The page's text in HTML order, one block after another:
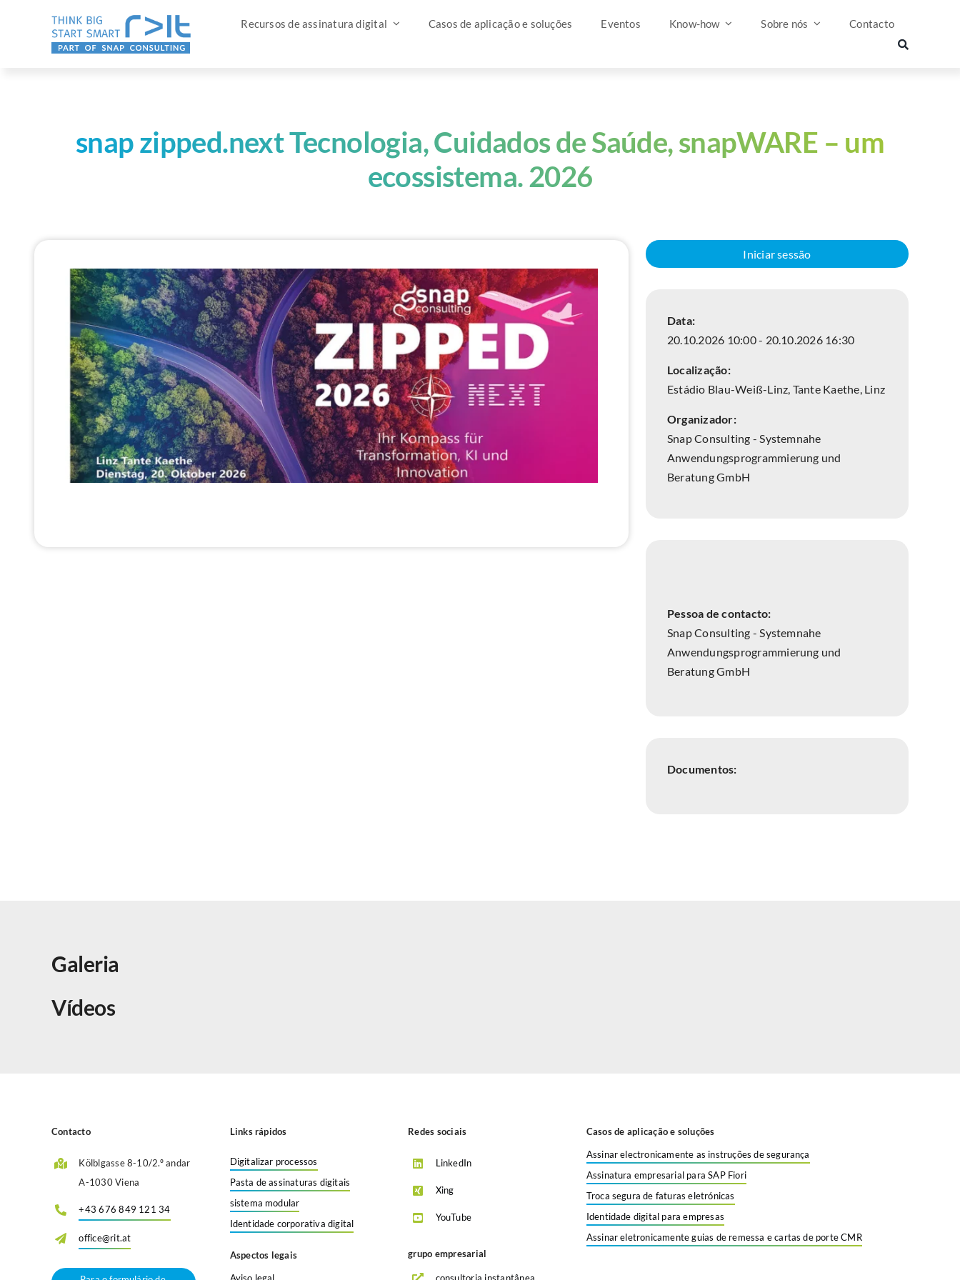
Recursos de assinatura digital Casos de aplicação e soluções Eventos Know-how Sobre nós Contacto
snap zipped.next Tecnologia, Cuidados de Saúde, snapWARE – um
ecossistema. 2026
Iniciar sessão
Data:
20.10.2026 10:00 - 20.10.2026 16:30
Localização:
Estádio Blau-Weiß-Linz, Tante Kaethe, Linz
Organizador:
Snap Consulting - Systemnahe
Anwendungsprogrammierung und
Beratung GmbH
Pessoa de contacto:
Snap Consulting - Systemnahe
Anwendungsprogrammierung und
Beratung GmbH
Documentos:
Galeria
Vídeos
Contacto
Kölblgasse 8-10/2.º andar
A-1030 Viena
+43 676 849 121 34
office@rit.at
Links rápidos
Digitalizar processos
Pasta de assinaturas digitais
sistema modular
Identidade corporativa digital
Aspectos legais
Redes sociais
LinkedIn
Xing
YouTube
grupo empresarial
Casos de aplicação e soluções
Assinar electronicamente as instruções de segurança
Assinatura empresarial para SAP Fiori
Troca segura de faturas eletrónicas
Identidade digital para empresas
Assinar eletronicamente guias de remessa e cartas de porte CMR